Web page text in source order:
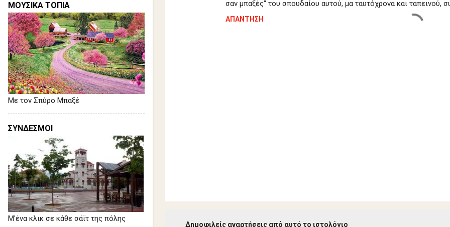
σαν μπαξές" του σπουδαίου αυτού, μα ταυτόχρονα και ταπεινού,
ΑΠΆΝΤΗΣΗ
η
Δημοφιλείς αναρτήσεις από αυτό το ιστολόγιο
ΜΟΥΣΙΚΑ ΤΟΠΙΑ
Με τον Σπύρο Μπαξέ
ΣΥΝΔΕΣΜΟΙ
Μ'ένα κλικ σε κάθε σάϊτ της πόλης